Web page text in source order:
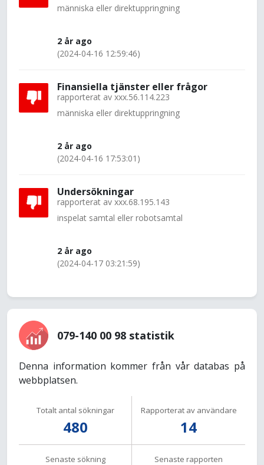
människa eller direktuppringning
2 år ago
(2024-04-16 12:59:46)
Finansiella tjänster eller frågor
rapporterat av xxx.56.114.223
människa eller direktuppringning
2 år ago
(2024-04-16 17:53:01)
Undersökningar
rapporterat av xxx.68.195.143
inspelat samtal eller robotsamtal
2 år ago
(2024-04-17 03:21:59)
079-140 00 98 statistik
Denna information kommer från vår databas på
webbplatsen.
Totalt antal sökningar
480
Rapporterat av användare
14
Senaste sökning Senaste rapporten